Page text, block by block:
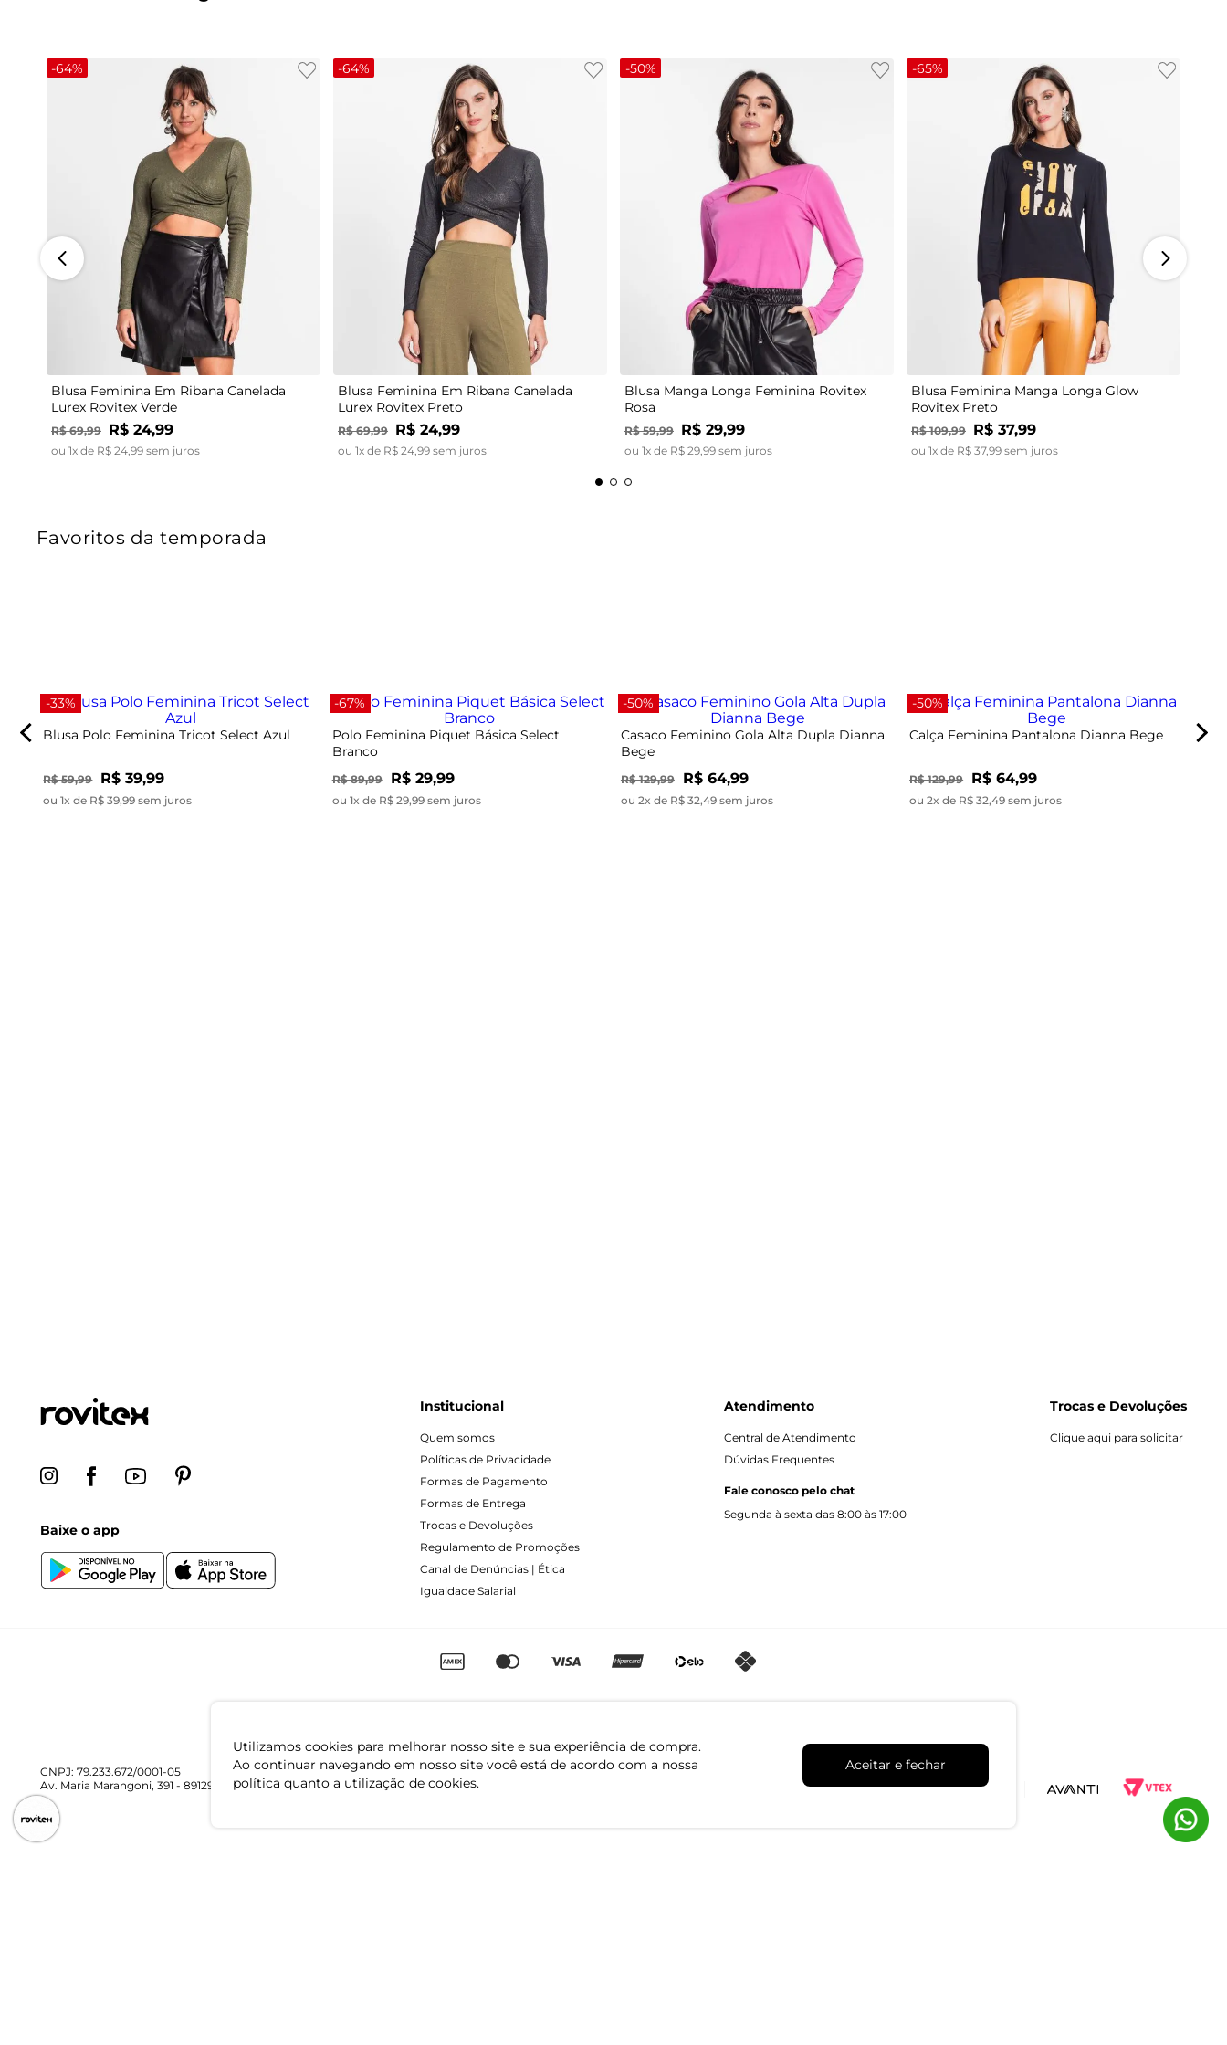
Utilizamos cookies para melhorar nosso site e sua experiência de compra.
Ao continuar navegando em nosso site você está de acordo com a nossa
política quanto a utilização de cookies.
Aceitar e fechar
-64%
Blusa Feminina Em Ribana Canelada
Lurex Rovitex Verde
R$ 69,99 R$ 24,99
ou 1x de R$ 24 99 sem juros
-64%
Blusa Feminina Em Ribana Canelada
Lurex Rovitex Preto
R$ 69,99 R$ 24,99
ou 1x de R$ 24 99 sem juros
-50%
P M G GG
Blusa Manga Longa Feminina Rovitex
Rosa
R$ 59,99 R$ 29,99
ou 1x de R$ 29 99 sem juros
-65%
G
Blusa Feminina Manga Longa Glow
Rovitex Preto
R$ 109,99 R$ 37,99
ou 1x de R$ 37,99 sem juros
Favoritos da temporada
-33%
Blusa Polo Feminina Tricot Select Azul
R$ 59,99 R$ 39,99
ou 1x de R$ 39,99 sem juros
-67%
Polo Feminina Piquet Básica Select
Branco
R$ 89,99 R$ 29,99
ou 1x de R$ 29,99 sem juros
-50%
Casaco Feminino Gola Alta Dupla Dianna
Bege
R$ 129,99 R$ 64,99
ou 2x de R$ 32,49 sem juros
-50%
Calça Feminina Pantalona Dianna Bege
R$ 129,99 R$ 64,99
ou 2x de R$ 32,49 sem juros
Baixe o app
Institucional
Quem somos
Políticas de Privacidade
Formas de Pagamento
Formas de Entrega
Trocas e Devoluções
Regulamento de Promoções
Canal de Denúncias | Ética
Igualdade Salarial
Atendimento
Central de Atendimento
Dúvidas Frequentes
Fale conosco pelo chat
Segunda à sexta das 8:00 às 17:00
Trocas e Devoluções
Clique aqui para solicitar
CNPJ: 79.233.672/0001-05
Av. Maria Marangoni, 391 - 89129-080 - Luiz Alves - SC